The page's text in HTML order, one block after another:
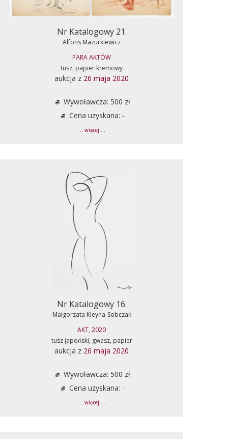
Nr Katalogowy 21.
Alfons Mazurkiewicz
PARA AKTÓW
tusz, papier kremowy
aukcja z 26 maja 2020
Wywoławcza: 500 zł
Cena uzyskana: -
... więcej ...
Nr Katalogowy 16.
Małgorzata Kleyna-Sobczak
AKT, 2020
tusz japoński, gwasz, papier
aukcja z 26 maja 2020
Wywoławcza: 500 zł
Cena uzyskana: -
... więcej ...